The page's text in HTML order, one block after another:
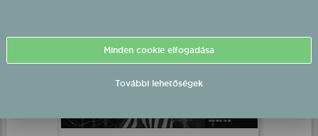
Minden cookie elfogadása
További lehetőségek